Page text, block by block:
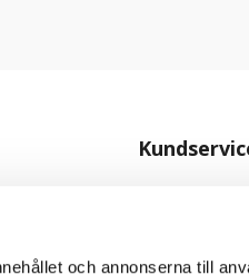
och annonserna till